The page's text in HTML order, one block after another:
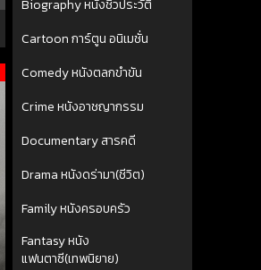
Biography หนังชีวประวัติ
Cartoon การ์ตูน อนิเมชั่น
Comedy หนังตลกขำขัน
Crime หนังอาชญากรรม
Documentary สารคดี
Drama หนังดร่ามา(ชีวิต)
Family หนังครอบครัว
Fantasy หนัง
แฟนตาซี(เทพนิยาย)